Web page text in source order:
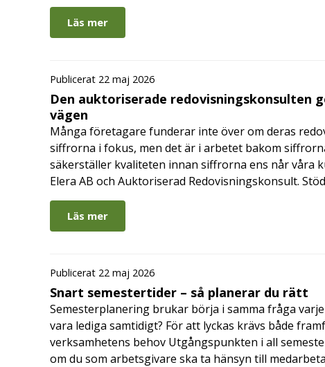
Läs mer
Publicerat 22 maj 2026
Den auktoriserade redovisningskonsulten
vägen
Många företagare funderar inte över om deras
siffrorna i fokus, men det är i arbetet bakom
säkerställer kvaliteten innan siffrorna ens når våra
Elera AB och Auktoriserad Redovisningskonsult.
Läs mer
Publicerat 22 maj 2026
Snart semestertider – så planerar du rätt
Semesterplanering brukar börja i samma fråga
vara lediga samtidigt? För att lyckas krävs både
verksamhetens behov Utgångspunkten i all
om du som arbetsgivare ska ta hänsyn till